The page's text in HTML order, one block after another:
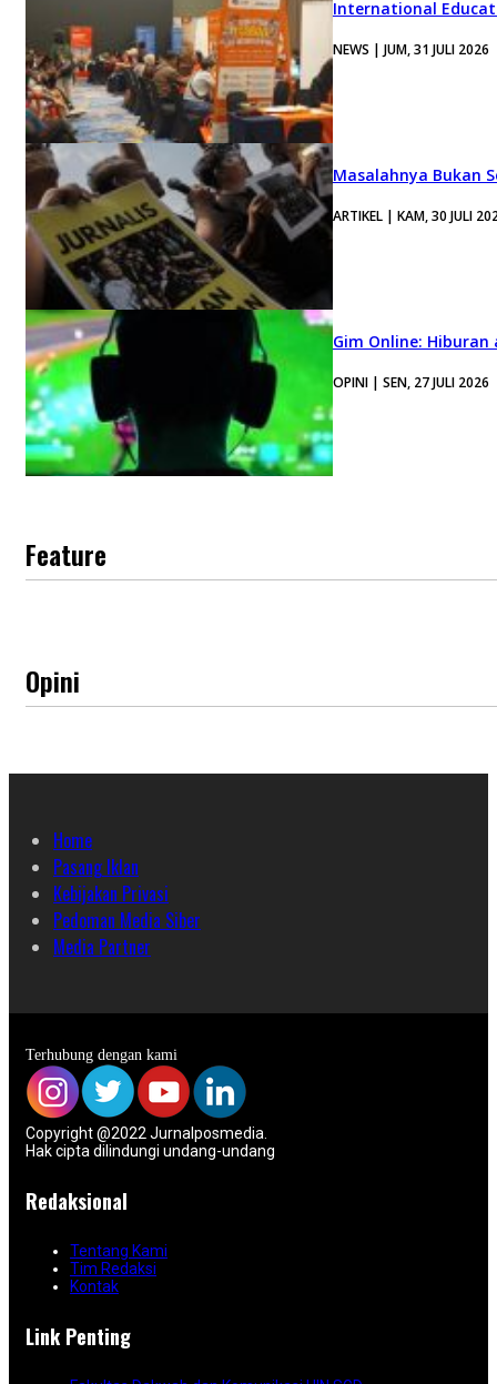
International
NEWS | JUM, 31 JULI 2026
Masalahnya Bukan
ARTIKEL | KAM, 30 JULI
Gim Online:
OPINI | SEN, 27 JULI 2026
Feature
Opini
Home
Pasang Iklan
Kebijakan Privasi
Pedoman Media Siber
Media Partner
Terhubung dengan kami
Copyright @2022 Jurnalposmedia.
Hak cipta dilindungi undang-undang
Redaksional
Tentang Kami
Tim Redaksi
Kontak
Link Penting